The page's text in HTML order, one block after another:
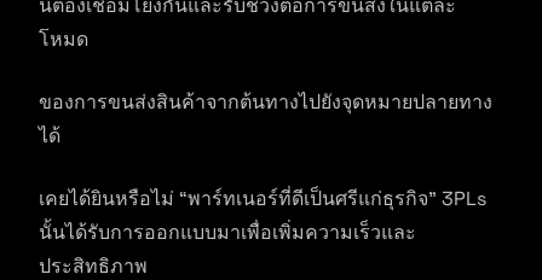
นี้ต้องเชื่อมโยงกันและรับช่วงต่อการขนส่งในแต่ละ
โหมด
ของการขนส่งสินค้าจากต้นทางไปยังจุดหมายปลายทาง
ได้
เคยได้ยินหรือไม่ “พาร์ทเนอร์ที่ดีเป็นศรีแก่ธุรกิจ” 3PLs
นั้นได้รับการออกแบบมาเพื่อเพิ่มความเร็วและ
ประสิทธิภาพ